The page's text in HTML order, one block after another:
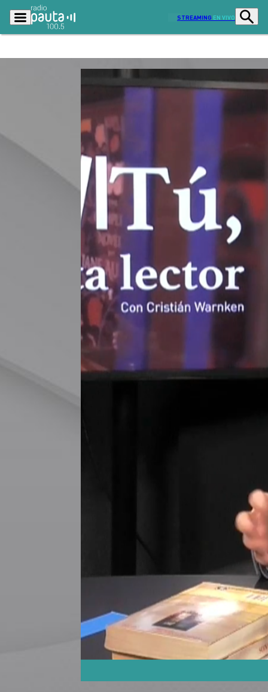
STREAMING EN VIVO
Programas
Radio en vivo
Tendencias Deportes
Entretención y Cultura
Dato en Pauta Señal 2
Contenido Patrocinado